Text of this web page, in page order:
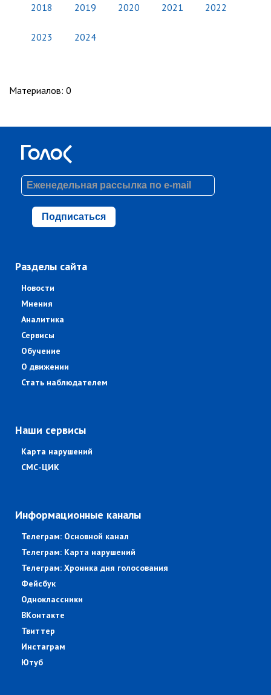
2018 2019 2020 2021 2022
2023 2024
Материалов: 0
Подписаться
Разделы сайта
Новости
Мнения
Аналитика
Сервисы
Обучение
О движении
Стать наблюдателем
Наши сервисы
Карта нарушений
СМС-ЦИК
Информационные каналы
Телеграм: Основной канал
Телеграм: Карта нарушений
Телеграм: Хроника дня голосования
Фейсбук
Одноклассники
ВКонтакте
Твиттер
Инстаграм
Ютуб